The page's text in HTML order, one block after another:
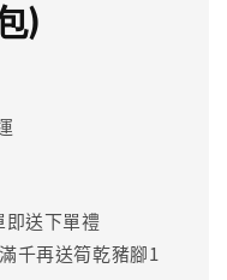
)
即送下單禮
千再送筍乾豬腳1